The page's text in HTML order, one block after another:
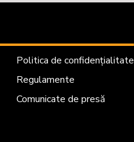
Politica de confidențialitate
Regulamente
Comunicate de presă